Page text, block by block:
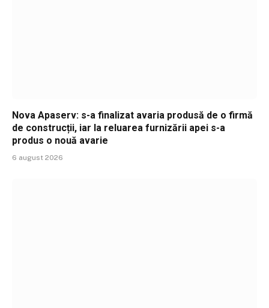
Nova Apaserv: s-a finalizat avaria produsă de o firmă
de construcții, iar la reluarea furnizării apei s-a
produs o nouă avarie
6 august 2026